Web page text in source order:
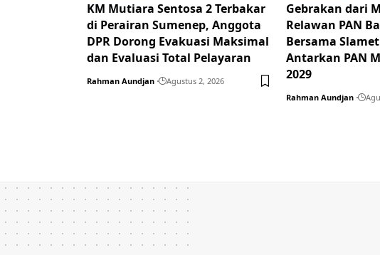
KM Mutiara Sentosa 2 Terbakar
di Perairan Sumenep, Anggota
DPR Dorong Evakuasi Maksimal
dan Evaluasi Total Pelayaran
Rahman Aundjan Agustus 2, 2026
Gebrakan dari
Relawan PAN
Bersama
Antarkan PAN
2029
Rahman Aundjan